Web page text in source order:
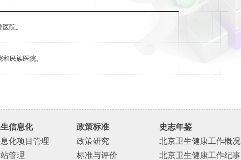
院。
民族医院。
信息化
化项目管理
管理
政策标准
政策研究
标准与评价
史志年鉴
北京卫生健康工作概况
北京卫生健康工作纪事